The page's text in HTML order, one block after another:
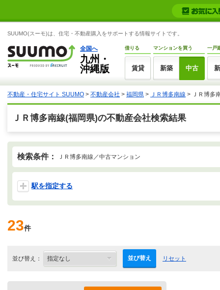
SUUMO(スーモ)は、住宅・不動産購入をサポートする情報サイトです。
全国へ
九州・
沖縄版
借りる
賃貸
マンションを買う
新築 中古
一戸
不動産・住宅サイト SUUMO > 不動産会社 > 福岡県 > ＪＲ博多南線 > ＪＲ博多
ＪＲ博多南線(福岡県)の不動産会社検索結果
検索条件： ＪＲ博多南線／中古マンション
駅を指定する
23件
並び替え： 並び替え リセット